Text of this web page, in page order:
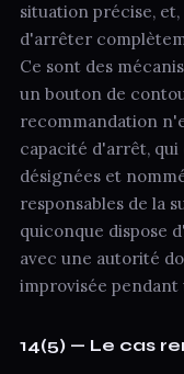
situation précise,
d'arrêter
Ce sont des
un bouton de
recommandation
capacité d'arrêt,
désignées et
responsables de la
quiconque dispose
avec une autorité
improvisée
14(5) — Le cas